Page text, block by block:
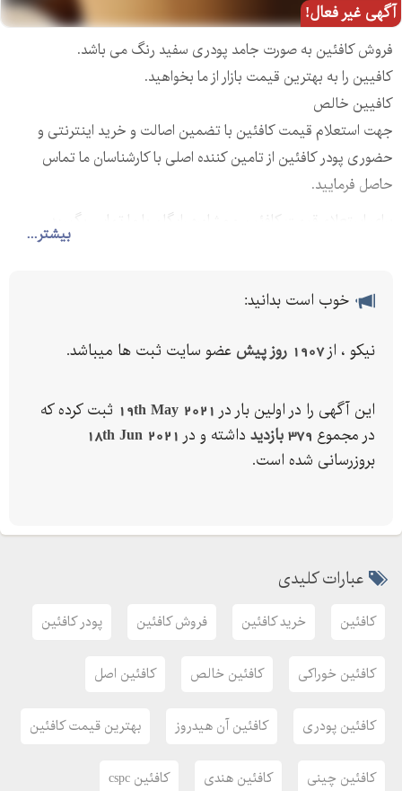
آگهی غیر فعال!
بیشتر...
فروش کافئین به صورت جامد پودری سفید رنگ می باشد.
کافیین را به بهترین قیمت بازار از ما بخواهید.
کافیین خالص
جهت استعلام قیمت کافئین با تضمین اصالت و خرید اینترنتی و
حضوری پودر کافئین از تامین کننده اصلی با کارشناسان ما تماس
حاصل فرمایید.
برای استعلام قیمت کافئین و مشاوره رایگان با ما تماس بگیرید.
خوب است بدانید:
نیکو ، از1907 روز پیش عضو سایت ثبت ها میباشد.
این آگهی را در اولین بار در 19th May 2021 ثبت کرده که
در مجموع 379 بازدید داشته و در 18th Jun 2021
بروزرسانی شده است.
عبارات کلیدی
کافئین خرید کافئین فروش کافئین پودر کافئین
کافئین خوراکی کافئین خالص کافئین اصل
کافئین پودری کافئین آن هیدروز بهترین قیمت کافئین
کافئین چینی کافئین هندی کافئین cspc